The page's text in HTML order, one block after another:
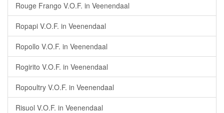
Rouge Frango V.O.F. in Veenendaal
Ropapi V.O.F. in Veenendaal
Ropollo V.O.F. in Veenendaal
Rogirito V.O.F. in Veenendaal
Ropoultry V.O.F. in Veenendaal
Risuol V.O.F. in Veenendaal